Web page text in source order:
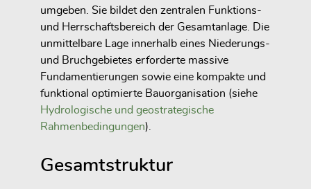
umgeben. Sie bildet den zentralen Funktions-
und Herrschaftsbereich der Gesamtanlage. Die
unmittelbare Lage innerhalb eines Niederungs-
und Bruchgebietes erforderte massive
Fundamentierungen sowie eine kompakte und
funktional optimierte Bauorganisation (siehe
Hydrologische und geostrategische
Rahmenbedingungen).
Gesamtstruktur